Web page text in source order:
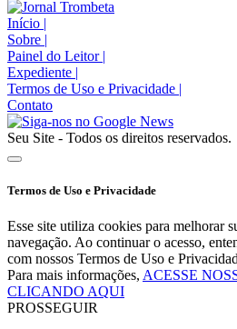
Início |
Sobre |
Painel do Leitor |
Expediente |
Termos de Uso e Privacidade |
Contato
Seu Site - Todos os direitos reservados.
Termos de Uso e Privacidade
Esse site utiliza cookies para melhorar
navegação. Ao continuar o acesso,
com nossos Termos de Uso e
Para mais informações, ACESSE
CLICANDO AQUI
PROSSEGUIR